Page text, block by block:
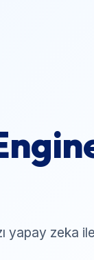
yapay zeka